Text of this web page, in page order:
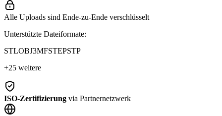
Alle Uploads sind Ende-zu-Ende verschlüsselt
Unterstützte Dateiformate:
STLOBJ3MFSTEPSTP
+25 weitere
ISO-Zertifizierung via Partnernetzwerk